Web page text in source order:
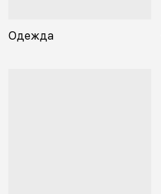
Одежда